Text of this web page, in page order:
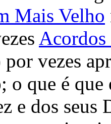
Mais Velho
Acordos
por vezes
o que é que
e dos